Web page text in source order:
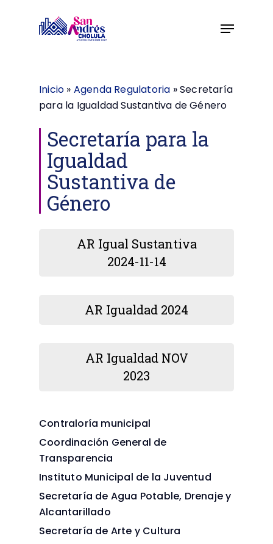
Inicio » Agenda Regulatoria »Secretaría
para la Igualdad Sustantiva de Género
Secretaría para la
Igualdad
Sustantiva de
Género
AR Igual Sustantiva
2024-11-14
AR Igualdad 2024
AR Igualdad NOV
2023
Contraloría municipal
Coordinación General de
Transparencia
Instituto Municipal de la Juventud
Secretaría de Agua Potable, Drenaje y
Alcantarillado
Secretaría de Arte y Cultura